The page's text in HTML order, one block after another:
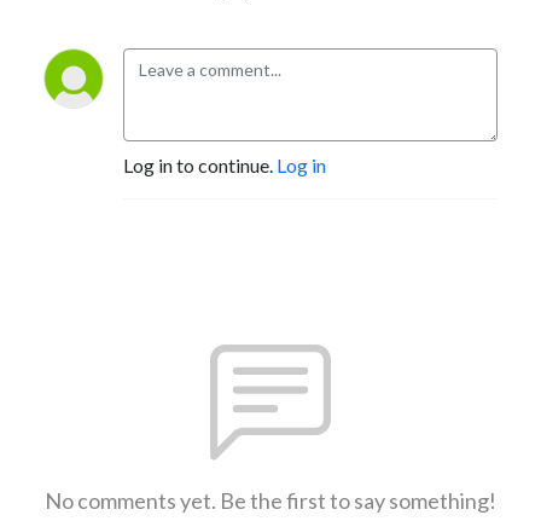
Log in to continue. Log in
No comments yet. Be the first to say something!